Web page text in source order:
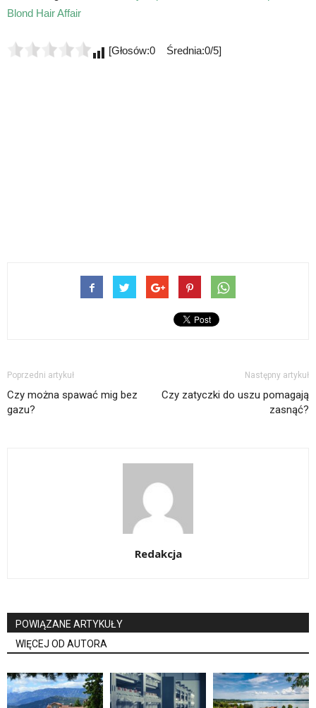
Blond Hair Affair
[Głosów:0 Średnia:0/5]
Poprzedni artykuł
Czy można spawać mig bez
gazu?
Następny artykuł
Czy zatyczki do uszu pomagają
zasnąć?
Redakcja
POWIĄZANE ARTYKUŁY
WIĘCEJ OD AUTORA